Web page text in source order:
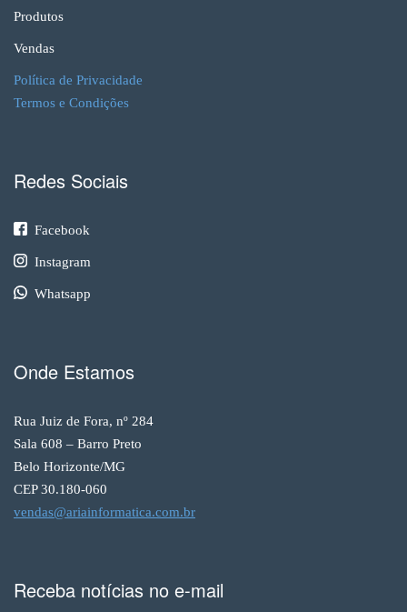
Produtos
Vendas
Política de Privacidade
Termos e Condições
Redes Sociais
Facebook
Instagram
Whatsapp
Onde Estamos
Rua Juiz de Fora, nº 284
Sala 608 – Barro Preto
Belo Horizonte/MG
CEP 30.180-060
vendas@ariainformatica.com.br
Receba notícias no e-mail